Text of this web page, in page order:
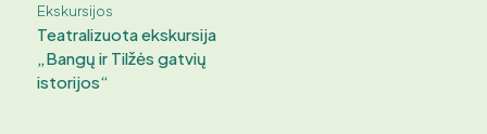
Ekskursijos
Teatralizuota ekskursija
„Bangų ir Tilžės gatvių
istorijos“